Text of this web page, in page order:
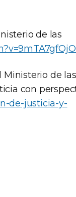
de las
de las
con
de-justicia-y-